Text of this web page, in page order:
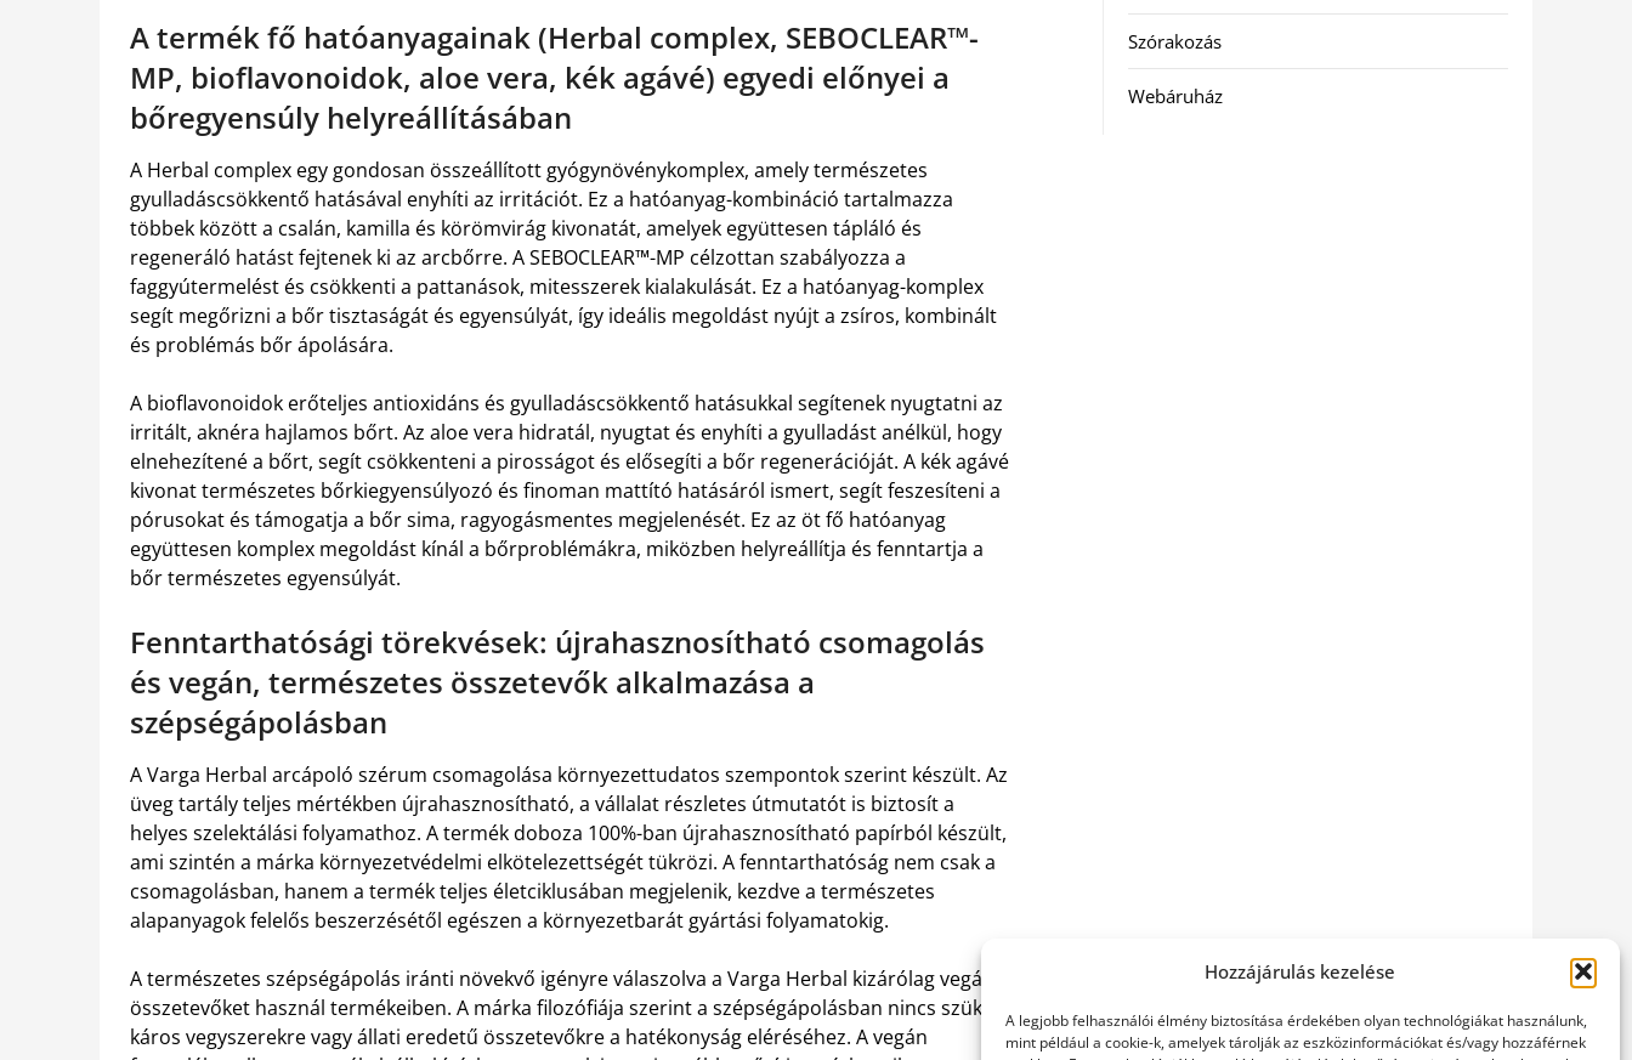
Hozzájárulás kezelése
A legjobb felhasználói élmény biztosítása érdekében olyan technológiákat használunk,
mint például a cookie-k, amelyek tárolják az eszközinformációkat és/vagy hozzáférnek
A termék fő hatóanyagainak (Herbal complex, SEBOCLEAR™-
MP, bioflavonoidok, aloe vera, kék agávé) egyedi előnyei a
bőregyensúly helyreállításában
A Herbal complex egy gondosan összeállított gyógynövénykomplex, amely természetes
gyulladáscsökkentő hatásával enyhíti az irritációt. Ez a hatóanyag-kombináció tartalmazza
többek között a csalán, kamilla és körömvirág kivonatát, amelyek együttesen tápláló és
regeneráló hatást fejtenek ki az arcbőrre. A SEBOCLEAR™-MP célzottan szabályozza a
faggyútermelést és csökkenti a pattanások, mitesszerek kialakulását. Ez a hatóanyag-komplex
segít megőrizni a bőr tisztaságát és egyensúlyát, így ideális megoldást nyújt a zsíros, kombinált
és problémás bőr ápolására.
A bioflavonoidok erőteljes antioxidáns és gyulladáscsökkentő hatásukkal segítenek nyugtatni az
irritált, aknéra hajlamos bőrt. Az aloe vera hidratál, nyugtat és enyhíti a gyulladást anélkül, hogy
elnehezítené a bőrt, segít csökkenteni a pirosságot és elősegíti a bőr regenerációját. A kék agávé
kivonat természetes bőrkiegyensúlyozó és finoman mattító hatásáról ismert, segít feszesíteni a
pórusokat és támogatja a bőr sima, ragyogásmentes megjelenését. Ez az öt fő hatóanyag
együttesen komplex megoldást kínál a bőrproblémákra, miközben helyreállítja és fenntartja a
bőr természetes egyensúlyát.
Fenntarthatósági törekvések: újrahasznosítható csomagolás
és vegán, természetes összetevők alkalmazása a
szépségápolásban
A Varga Herbal arcápoló szérum csomagolása környezettudatos szempontok szerint készült. Az
üveg tartály teljes mértékben újrahasznosítható, a vállalat részletes útmutatót is biztosít a
helyes szelektálási folyamathoz. A termék doboza 100%-ban újrahasznosítható papírból készült,
ami szintén a márka környezetvédelmi elkötelezettségét tükrözi. A fenntarthatóság nem csak a
csomagolásban, hanem a termék teljes életciklusában megjelenik, kezdve a természetes
alapanyagok felelős beszerzésétől egészen a környezetbarát gyártási folyamatokig.
A természetes szépségápolás iránti növekvő igényre válaszolva a Varga Herbal kizárólag vegán
összetevőket használ termékeiben. A márka filozófiája szerint a szépségápolásban nincs szükség
káros vegyszerekre vagy állati eredetű összetevőkre a hatékonyság eléréséhez. A vegán
Szórakozás
Webáruház